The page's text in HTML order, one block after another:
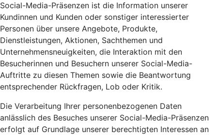
Social-Media-Präsenzen ist die Information unserer
Kundinnen und Kunden oder sonstiger interessierter
Personen über unsere Angebote, Produkte,
Dienstleistungen, Aktionen, Sachthemen und
Unternehmensneuigkeiten, die Interaktion mit den
Besucherinnen und Besuchern unserer Social-Media-
Auftritte zu diesen Themen sowie die Beantwortung
entsprechender Rückfragen, Lob oder Kritik.
Die Verarbeitung Ihrer personenbezogenen Daten
anlässlich des Besuches unserer Social-Media-Präsenzen
erfolgt auf Grundlage unserer berechtigten Interessen an